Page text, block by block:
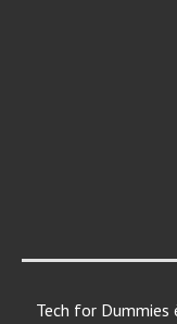
Tech for Dummies